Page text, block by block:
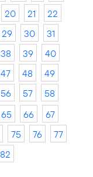
20 21
22
29 30
31
38 39
40
47 48
49
56 57
58
65 66
67
75 76
77
82